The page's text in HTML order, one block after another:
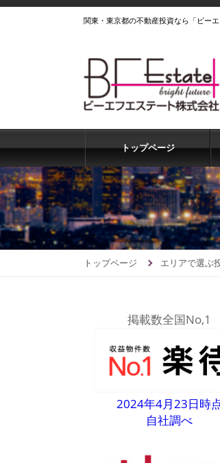
関東・東京都の不動産投資なら「ビー
トップページ
トップページ エリアで選ぶ
掲載数全国No,1
2024年4月23日時
自社調べ